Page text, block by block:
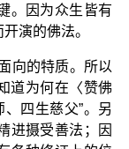
。因为众生皆有
演的佛法。
向的特质。所以
道为何在〈赞佛
四生慈父”。另
进摄受善法；因